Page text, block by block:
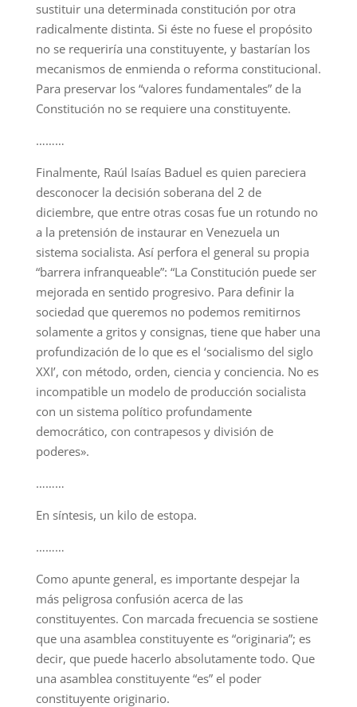
sustituir una determinada constitución por otra
radicalmente distinta. Si éste no fuese el propósito
no se requeriría una constituyente, y bastarían los
mecanismos de enmienda o reforma constitucional.
Para preservar los “valores fundamentales” de la
Constitución no se requiere una constituyente.
………
Finalmente, Raúl Isaías Baduel es quien pareciera
desconocer la decisión soberana del 2 de
diciembre, que entre otras cosas fue un rotundo no
a la pretensión de instaurar en Venezuela un
sistema socialista. Así perfora el general su propia
“barrera infranqueable”: “La Constitución puede ser
mejorada en sentido progresivo. Para definir la
sociedad que queremos no podemos remitirnos
solamente a gritos y consignas, tiene que haber una
profundización de lo que es el ‘socialismo del siglo
XXI’, con método, orden, ciencia y conciencia. No es
incompatible un modelo de producción socialista
con un sistema político profundamente
democrático, con contrapesos y división de
poderes».
………
En síntesis, un kilo de estopa.
………
Como apunte general, es importante despejar la
más peligrosa confusión acerca de las
constituyentes. Con marcada frecuencia se sostiene
que una asamblea constituyente es “originaria”; es
decir, que puede hacerlo absolutamente todo. Que
una asamblea constituyente “es” el poder
constituyente originario.